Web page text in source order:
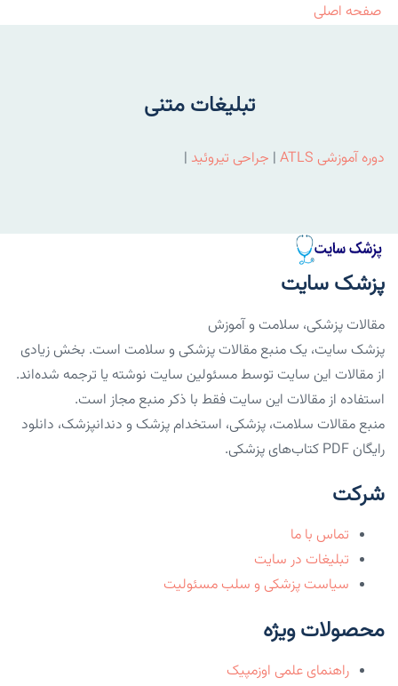
صفحه اصلی
تبلیغات متنی
دوره آموزشی ATLS | جراحی تیروئید |
پزشک سایت
مقالات پزشکی، سلامت و آموزش
پزشک سایت، یک منبع مقالات پزشکی و سلامت است. بخش زیادی
از مقالات این سایت توسط مسئولین سایت نوشته یا ترجمه شده‌اند.
استفاده از مقالات این سایت فقط با ذکر منبع مجاز است.
منبع مقالات سلامت، پزشکی، استخدام پزشک و دندانپزشک، دانلود
رایگان PDF کتاب‌های پزشکی.
شرکت
تماس با ما
تبلیغات در سایت
سیاست پزشکی و سلب مسئولیت
محصولات ویژه
راهنمای علمی اوزمپیک